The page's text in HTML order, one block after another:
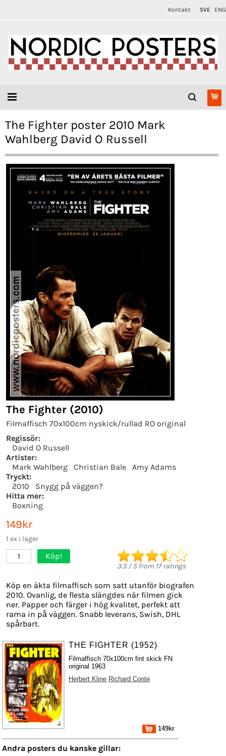
Kontakt SVE ENG
The Fighter poster 2010 Mark
Wahlberg David O Russell
The Fighter (2010)
Filmaffisch 70x100cm nyskick/rullad RO original
Regissör:
David O Russell
Artister:
Mark Wahlberg
Christian Bale
Amy Adams
Tryckt:
2010
Snygg på väggen?
Hitta mer:
Boxning
149kr
1 ex i lager
1 Köp!
3.5/5from 17ratings
Köp en äkta filmaffisch som satt utanför biografen
2010. Ovanlig, de flesta slängdes när filmen gick
ner. Papper och färger i hög kvalitet, perfekt att
rama in på väggen. Snabb leverans, Swish, DHL
spårbart.
THE FIGHTER (1952)
Filmaffisch 70x100cm fint skick FN
original 1963
Herbert Kline Richard Conte
149kr
Andra posters du kanske gillar: